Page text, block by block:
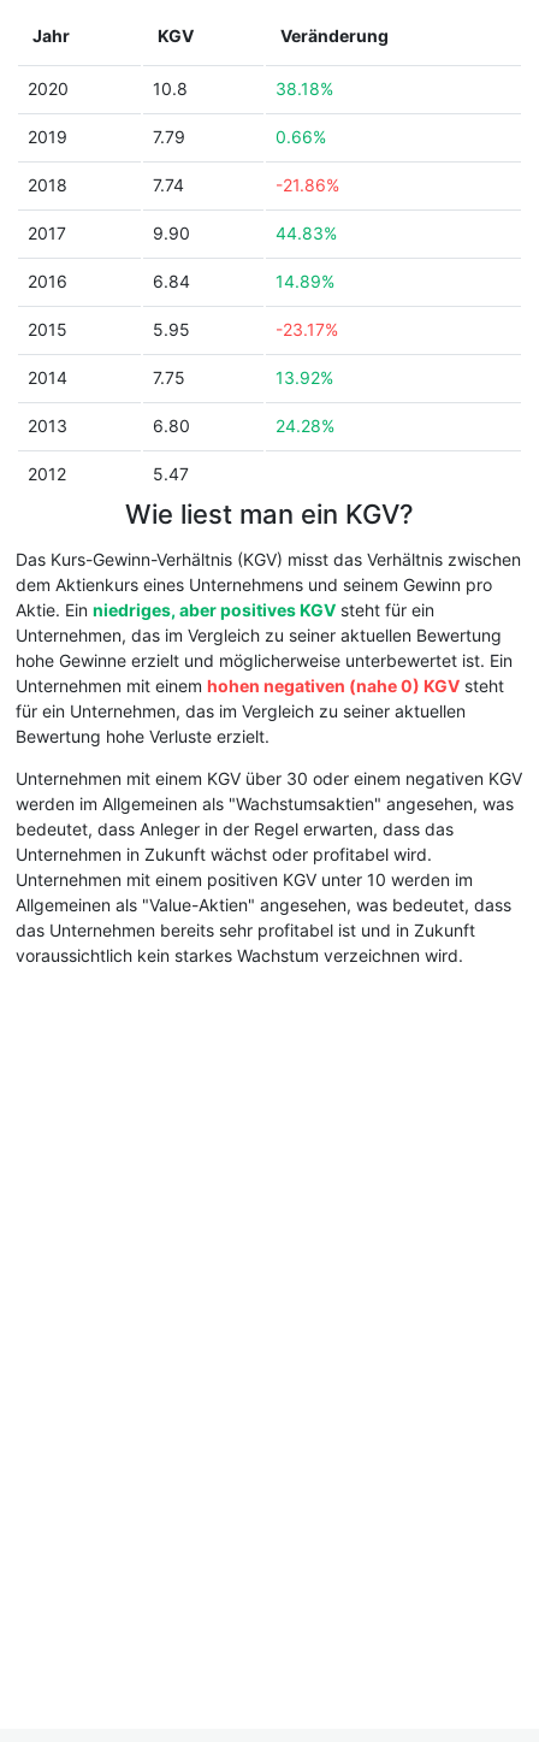
Jahr KGV Veränderung
2020 10.8 38.18%
2019 7.79 0.66%
2018 7.74 -21.86%
2017 9.90 44.83%
2016 6.84 14.89%
2015 5.95 -23.17%
2014 7.75 13.92%
2013 6.80 24.28%
2012 5.47
Wie liest man ein KGV?
Das Kurs-Gewinn-Verhältnis (KGV) misst das Verhältnis zwischen
dem Aktienkurs eines Unternehmens und seinem Gewinn pro
Aktie. Ein niedriges, aber positives KGV steht für ein
Unternehmen, das im Vergleich zu seiner aktuellen Bewertung
hohe Gewinne erzielt und möglicherweise unterbewertet ist. Ein
Unternehmen mit einem hohen negativen (nahe 0) KGV steht
für ein Unternehmen, das im Vergleich zu seiner aktuellen
Bewertung hohe Verluste erzielt.
Unternehmen mit einem KGV über 30 oder einem negativen KGV
werden im Allgemeinen als "Wachstumsaktien" angesehen, was
bedeutet, dass Anleger in der Regel erwarten, dass das
Unternehmen in Zukunft wächst oder profitabel wird.
Unternehmen mit einem positiven KGV unter 10 werden im
Allgemeinen als "Value-Aktien" angesehen, was bedeutet, dass
das Unternehmen bereits sehr profitabel ist und in Zukunft
voraussichtlich kein starkes Wachstum verzeichnen wird.